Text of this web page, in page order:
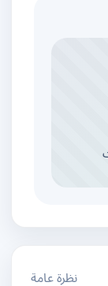
نظرة عامة